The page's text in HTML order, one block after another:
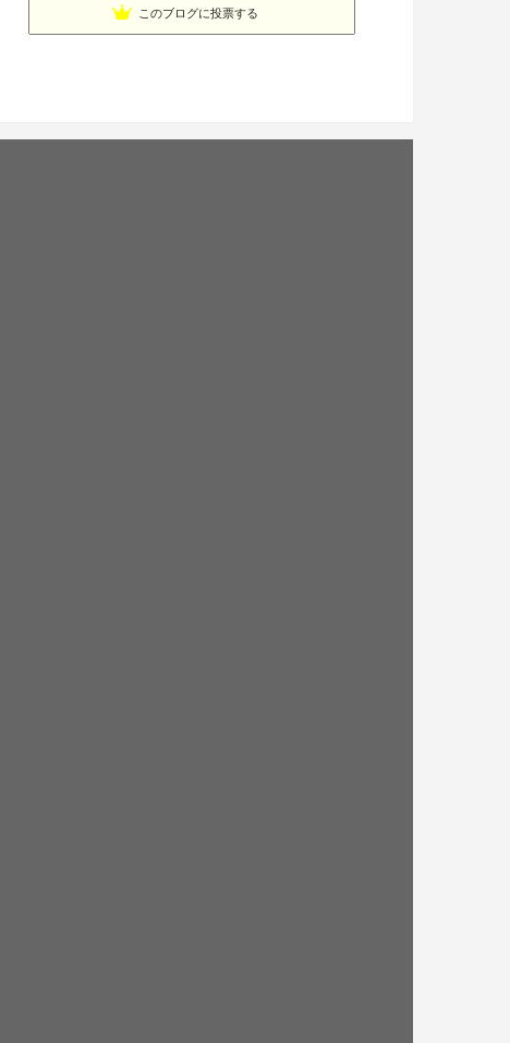
『透析×生活』アラフィフ女の元気の秘訣
15位 スピリチュアル生活向上委員会
このブログに投票する